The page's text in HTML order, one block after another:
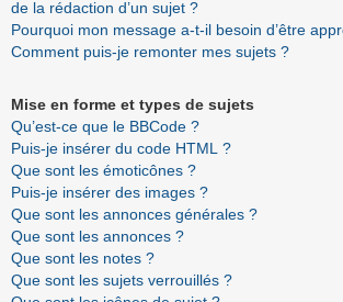
de la rédaction d’un sujet ?
Pourquoi mon message a-t-il besoin d’être
Comment puis-je remonter mes sujets ?
Mise en forme et types de sujets
Qu’est-ce que le BBCode ?
Puis-je insérer du code HTML ?
Que sont les émoticônes ?
Puis-je insérer des images ?
Que sont les annonces générales ?
Que sont les annonces ?
Que sont les notes ?
Que sont les sujets verrouillés ?